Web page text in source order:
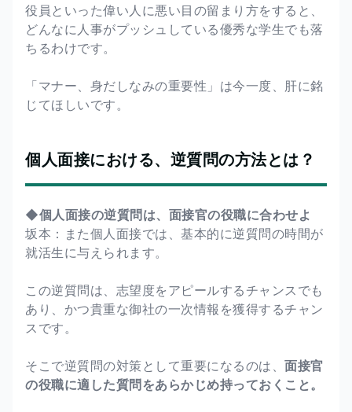
役員といった偉い人に悪い目の留まり方をすると、
どんなに人事がプッシュしている優秀な学生でも落
ちるわけです。
「マナー、身だしなみの重要性」は今一度、肝に銘
じてほしいです。
個人面接における、逆質問の方法とは？
◆個人面接の逆質問は、面接官の役職に合わせよ
坂本：また個人面接では、基本的に逆質問の時間が
就活生に与えられます。
この逆質問は、志望度をアピールするチャンスでも
あり、かつ貴重な御社の一次情報を獲得するチャン
スです。
そこで逆質問の対策として重要になるのは、 面接官
の役職に適した質問をあらかじめ持っておくこと。